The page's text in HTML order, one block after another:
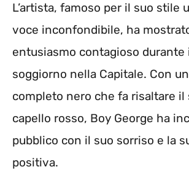
L’artista, famoso per il suo stile
voce inconfondibile, ha
entusiasmo contagioso durante
soggiorno nella Capitale. Con
completo nero che fa risaltare il
capello rosso, Boy George ha
pubblico con il suo sorriso e la
positiva.